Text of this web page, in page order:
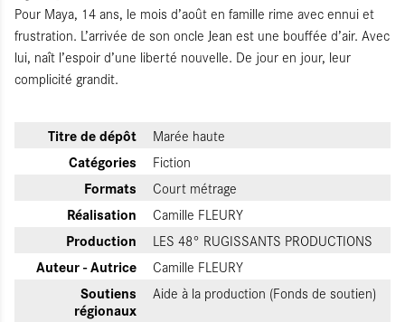
Pour Maya, 14 ans, le mois d’août en famille rime avec ennui et
frustration. L’arrivée de son oncle Jean est une bouffée d’air. Avec
lui, naît l’espoir d’une liberté nouvelle. De jour en jour, leur
complicité grandit.
Titre de dépôt Marée haute
Catégories Fiction
Formats Court métrage
Réalisation Camille FLEURY
Production LES 48° RUGISSANTS PRODUCTIONS
Auteur - Autrice Camille FLEURY
Soutiens
régionaux
Aide à la production (Fonds de soutien)